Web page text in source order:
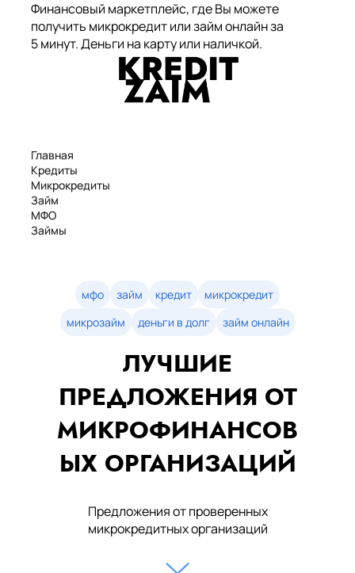
Финансовый маркетплейс, где Вы можете
получить микрокредит или займ онлайн за
5 минут. Деньги на карту или наличкой.
Главная
Кредиты
Микрокредиты
Займ
МФО
Займы
Займы онлайн
Денежные кредиты
мфо займ кредит
микрокредит
микрозайм
деньги в долг займ онлайн
ЛУЧШИЕ
ПРЕДЛОЖЕНИЯ ОТ
МИКРОФИНАНСОВ
ЫХ ОРГАНИЗАЦИЙ
Предложения от проверенных
микрокредитных организаций